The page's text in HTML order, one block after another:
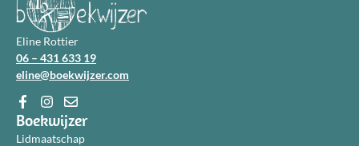
Eline Rottier
06 – 431 633 19
eline@boekwijzer.com
Boekwijzer
Lidmaatschap